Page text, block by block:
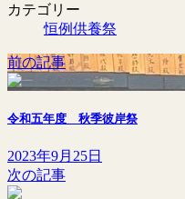
カテゴリー
恒例供養祭
前の記事
令和五年度 秋季彼岸祭
2023年9月25日
次の記事